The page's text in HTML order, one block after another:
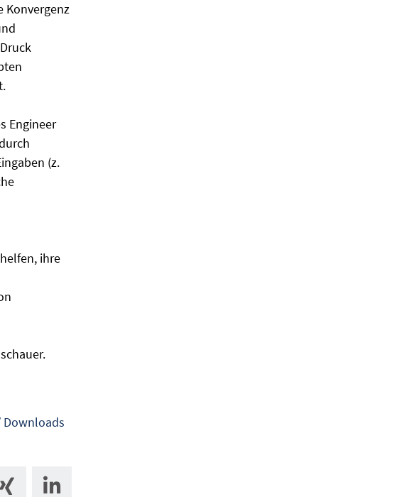
Konvergenz
Engineer
(z.
ihre
Downloads